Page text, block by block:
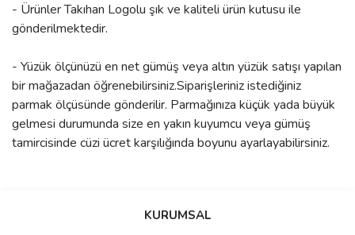
- Ürünler Takıhan Logolu şık ve kaliteli ürün kutusu ile
gönderilmektedir.
- Yüzük ölçünüzü en net gümüş veya altın yüzük satışı yapılan
bir mağazadan öğrenebilirsiniz.Siparişleriniz istediğiniz
parmak ölçüsünde gönderilir. Parmağınıza küçük yada büyük
gelmesi durumunda size en yakın kuyumcu veya gümüş
tamircisinde cüzi ücret karşılığında boyunu ayarlayabilirsiniz.
Bu ürüne ilk yorumu siz yapın!
KURUMSAL